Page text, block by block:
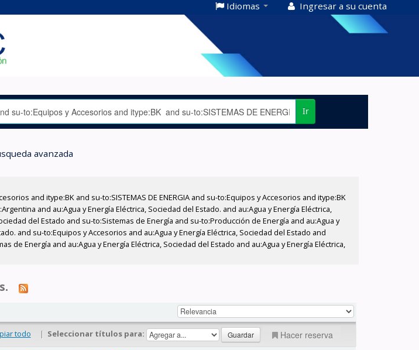
Idiomas Ingresar a su cuenta
Ir
avanzada
and itype:BK and su-to:SISTEMAS DE ENERGIA and su-to:Equipos y Accesorios and itype:BK
and au:Agua y Energía Eléctrica, Sociedad del Estado. and au:Agua y Energía Eléctrica,
del Estado and su-to:Sistemas de Energía and su-to:Producción de Energía and au:Agua y
and su-to:Equipos y Accesorios and au:Agua y Energía Eléctrica, Sociedad del Estado and
de Energía and au:Agua y Energía Eléctrica, Sociedad del Estado and au:Agua y Energía Eléctrica,
todo | Seleccionar títulos para: Hacer reserva